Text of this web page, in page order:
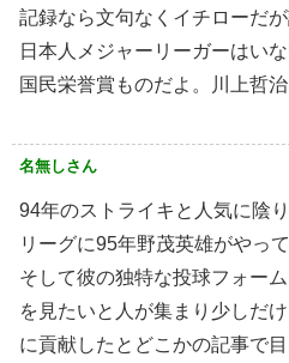
記録なら文句なくイチローだ
日本人メジャーリーガーはいな
国民栄誉賞ものだよ。川上哲
名無しさん
94年のストライキと人気に陰
リーグに95年野茂英雄がやっ
そして彼の独特な投球フォー
を見たいと人が集まり少しだ
に貢献したとどこかの記事で